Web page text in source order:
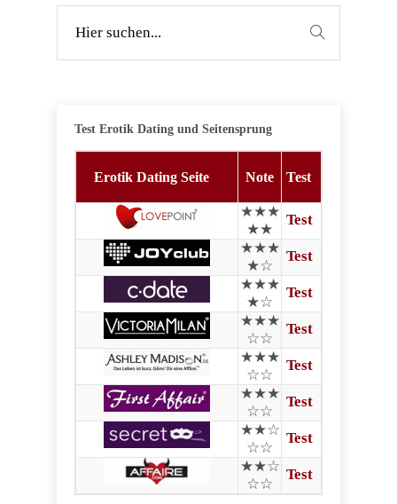
Test Erotik Dating und Seitensprung
Erotik Dating Seite Note Test
★★★
★★
Test
★★★
★☆
Test
★★★
★☆
Test
★★★
☆☆
Test
★★★
☆☆
Test
★★★
☆☆
Test
★★☆
☆☆
Test
★★☆
☆☆
Test